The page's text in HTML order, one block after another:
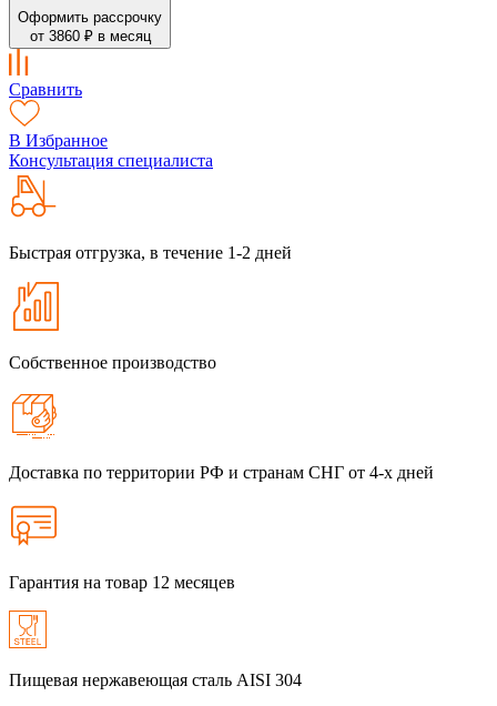
Оформить рассрочку
от 3860 ₽ в месяц
Сравнить
В Избранное
Консультация специалиста
Быстрая отгрузка, в течение 1-2 дней
Собственное производство
Доставка по территории РФ и странам СНГ от 4-х дней
Гарантия на товар 12 месяцев
Пищевая нержавеющая сталь AISI 304